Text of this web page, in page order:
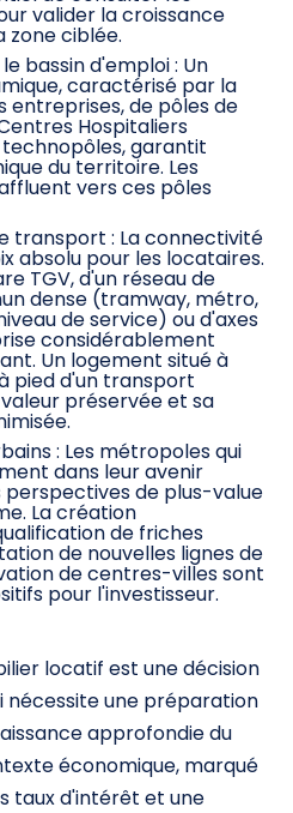
valider la croissance
zone ciblée.
bassin d'emploi : Un
caractérisé par la
entreprises, de pôles de
Hospitaliers
garantit
du territoire. Les
vers ces pôles
transport : La connectivité
absolu pour les locataires.
TGV, d'un réseau de
dense (tramway, métro,
de service) ou d'axes
considérablement
Un logement situé à
pied d'un transport
préservée et sa
: Les métropoles qui
dans leur avenir
de plus-value
La création
de friches
de nouvelles lignes de
de centres-villes sont
pour l'investisseur.
locatif est une décision
nécessite une préparation
approfondie du
économique, marqué
taux d'intérêt et une